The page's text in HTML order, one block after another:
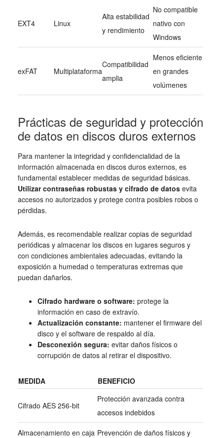
EXT4 Linux
Alta estabilidad
y rendimiento
No compatible
nativo con
Windows
exFAT Multiplataforma
Compatibilidad
amplia
Menos eficiente
en grandes
volúmenes
Prácticas de seguridad y protección
de datos en discos duros externos
Para mantener la integridad y confidencialidad de la
información almacenada en discos duros externos, es
fundamental establecer medidas de seguridad básicas.
Utilizar contraseñas robustas y cifrado de datosevita
accesos no autorizados y protege contra posibles robos o
pérdidas.
Además, es recomendable realizar copias de seguridad
periódicas y almacenar los discos en lugares seguros y
con condiciones ambientales adecuadas, evitando la
exposición a humedad o temperaturas extremas que
puedan dañarlos.
Cifrado hardware o software: protege la
información en caso de extravío.
Actualización constante: mantener el firmware del
disco y el software de respaldo al día.
Desconexión segura: evitar daños físicos o
corrupción de datos al retirar el dispositivo.
MEDIDA BENEFICIO
Cifrado AES 256-bit
Protección avanzada contra
accesos indebidos
Almacenamiento en caja Prevención de daños físicos y